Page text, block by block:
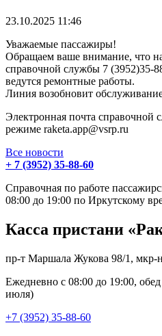
23.10.2025 11:46
Уважаемые пассажиры!
Обращаем ваше внимание, что
справочной службы 7 (3952)35-
ведутся ремонтные работы.
Линия возобновит
Электронная почта справочной
режиме raketa.app@vsrp.ru
Все новости
+ 7 (3952) 35-88-60
Справочная по работе
08:00 до 19:00 по Иркутскому
Касса пристани
пр-т Маршала Жукова 98/1, мкр-
Ежедневно с 08:00 до 19:00,
июля)
+7 (3952) 35-88-60